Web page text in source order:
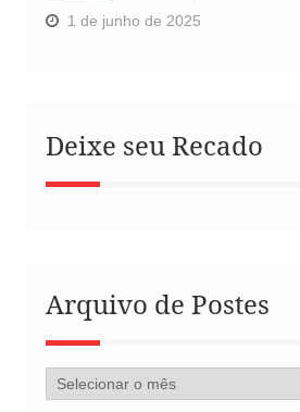
1 de junho de 2025
Deixe seu Recado
Arquivo de Postes
Arquivo
de